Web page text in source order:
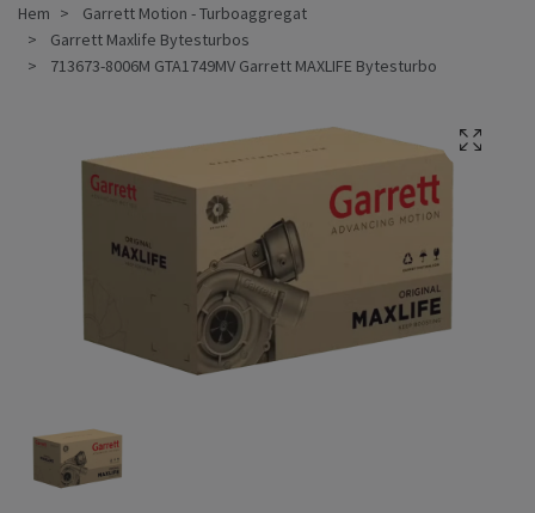
Hem
Garrett Motion - Turboaggregat
Garrett Maxlife Bytesturbos
713673-8006M GTA1749MV Garrett MAXLIFE Bytesturbo